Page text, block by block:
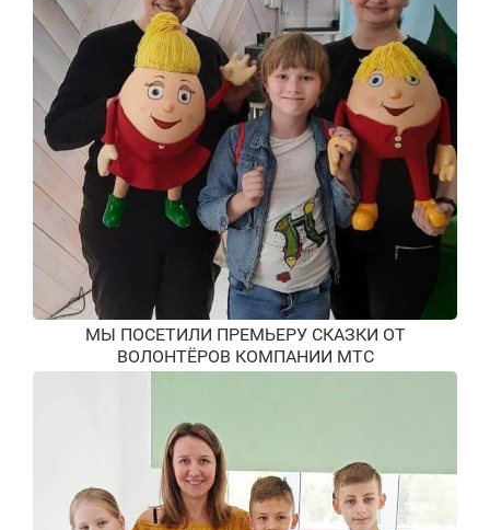
МЫ ПОСЕТИЛИ ПРЕМЬЕРУ СКАЗКИ ОТ
ВОЛОНТЁРОВ КОМПАНИИ МТС